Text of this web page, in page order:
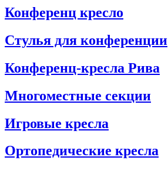
Конференц кресло
Стулья для конференции
Конференц-кресла Рива
Многоместные секции
Игровые кресла
Ортопедические кресла